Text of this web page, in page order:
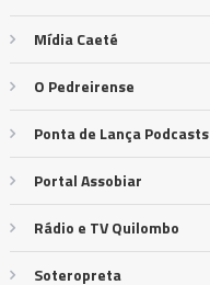
Mídia Caeté
O Pedreirense
Ponta de Lança Podcasts
Portal Assobiar
Rádio e TV Quilombo
Soteropreta